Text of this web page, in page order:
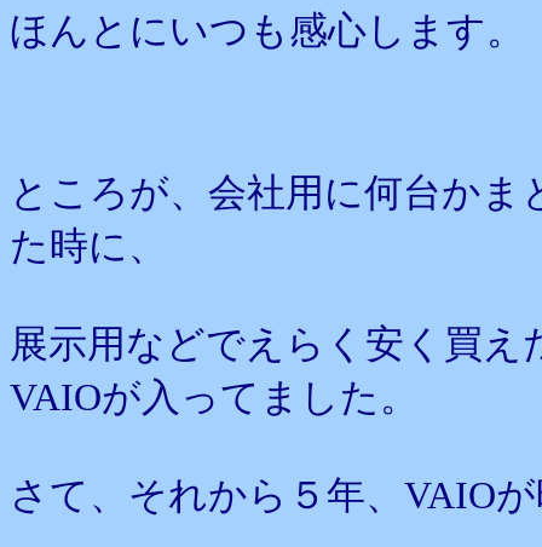
ほんとにいつも感心します。
ところが、会社用に何台か
た時に、
展示用などでえらく安く買
VAIOが入ってました。
さて、それから５年、VAIO